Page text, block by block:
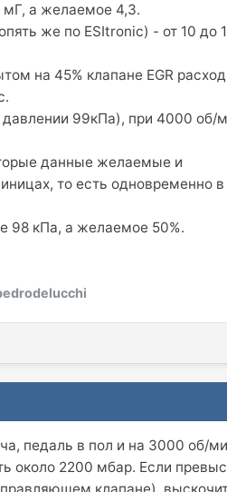
мГ, а желаемое 4,3.
же по ESItronic) - от 10 до
на 45% клапане EGR расход
99кПа), при 4000 об/
данные желаемые и
то есть одновременно в
98 кПа, а желаемое 50%.
педаль в пол и на 3000 об/
около 2200 мбар. Если
клапане),